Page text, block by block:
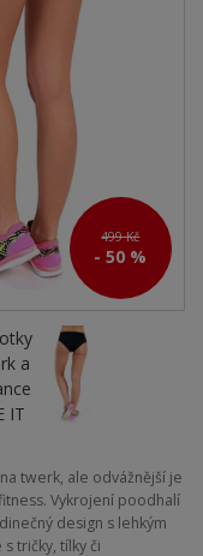
499 Kč
- 50 %
twerk, ale odvážnější je
Vykrojení poodhalí
design s lehkým
tričky, tílky či